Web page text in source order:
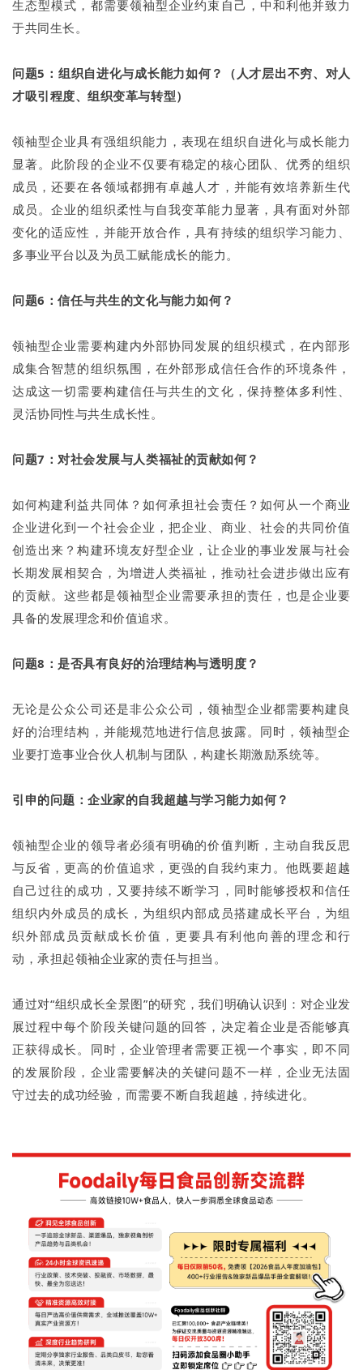
生态型模式，都需要领袖型企业约束自己，中和利他并致力
于共同生长。
问题5：组织自进化与成长能力如何？（人才层出不穷、对人
才吸引程度、组织变革与转型）
领袖型企业具有强组织能力，表现在组织自进化与成长能力
显著。此阶段的企业不仅要有稳定的核心团队、优秀的组织
成员，还要在各领域都拥有卓越人才，并能有效培养新生代
成员。企业的组织柔性与自我变革能力显著，具有面对外部
变化的适应性，并能开放合作，具有持续的组织学习能力、
多事业平台以及为员工赋能成长的能力。
问题6：信任与共生的文化与能力如何？
领袖型企业需要构建内外部协同发展的组织模式，在内部形
成集合智慧的组织氛围，在外部形成信任合作的环境条件，
达成这一切需要构建信任与共生的文化，保持整体多利性、
灵活协同性与共生成长性。
问题7：对社会发展与人类福祉的贡献如何？
如何构建利益共同体？如何承担社会责任？如何从一个商业
企业进化到一个社会企业，把企业、商业、社会的共同价值
创造出来？构建环境友好型企业，让企业的事业发展与社会
长期发展相契合，为增进人类福祉，推动社会进步做出应有
的贡献。这些都是领袖型企业需要承担的责任，也是企业要
具备的发展理念和价值追求。
问题8：是否具有良好的治理结构与透明度？
无论是公众公司还是非公众公司，领袖型企业都需要构建良
好的治理结构，并能规范地进行信息披露。同时，领袖型企
业要打造事业合伙人机制与团队，构建长期激励系统等。
引申的问题：企业家的自我超越与学习能力如何？
领袖型企业的领导者必须有明确的价值判断，主动自我反思
与反省，更高的价值追求，更强的自我约束力。他既要超越
自己过往的成功，又要持续不断学习，同时能够授权和信任
组织内外成员的成长，为组织内部成员搭建成长平台，为组
织外部成员贡献成长价值，更要具有利他向善的理念和行
动，承担起领袖企业家的责任与担当。
通过对“组织成长全景图”的研究，我们明确认识到：对企业发
展过程中每个阶段关键问题的回答，决定着企业是否能够真
正获得成长。同时，企业管理者需要正视一个事实，即不同
的发展阶段，企业需要解决的关键问题不一样，企业无法固
守过去的成功经验，而需要不断自我超越，持续进化。